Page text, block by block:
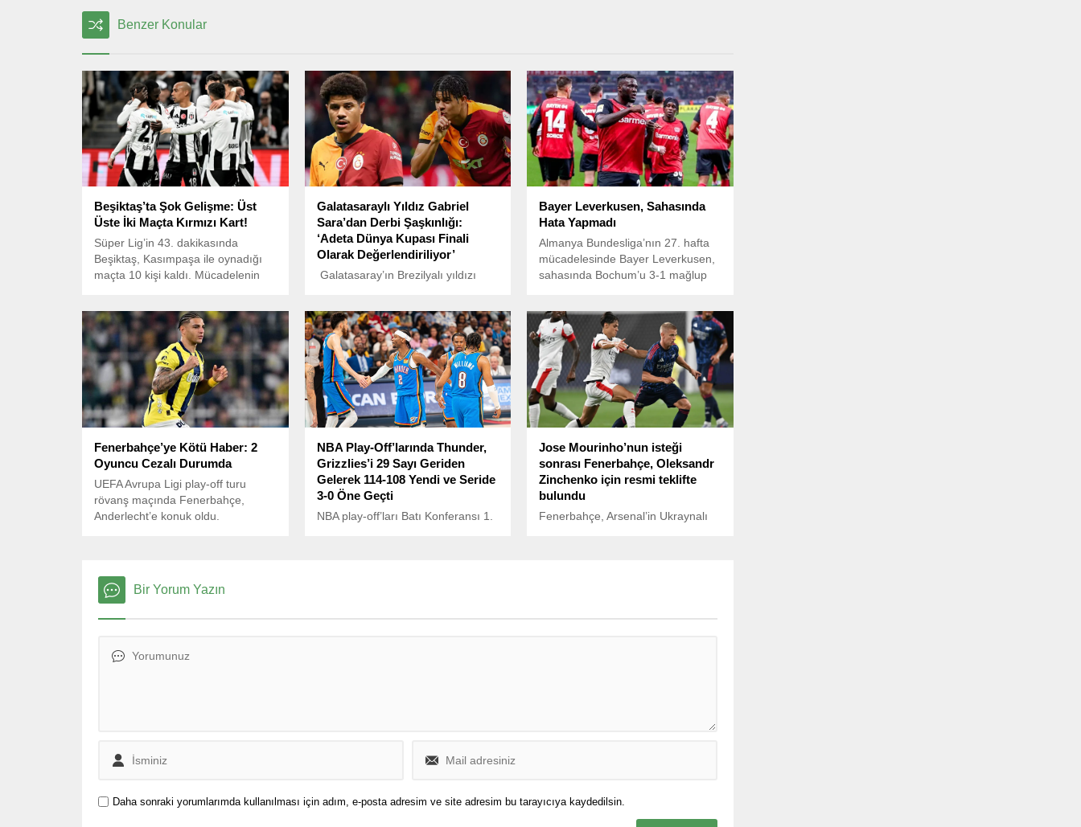
Benzer Konular
Beşiktaş’ta Şok Gelişme: Üst
Üste İki Maçta Kırmızı Kart!
Süper Lig’in 43. dakikasında
Beşiktaş, Kasımpaşa ile oynadığı
maçta 10 kişi kaldı. Mücadelenin
giren Tayyip Talha Sanuç, 43.
dakikada Yasin’e yaptığı faul
nedeniyle sarı kart gördü.
Galatasaraylı Yıldız Gabriel
Sara’dan Derbi Şaşkınlığı:
‘Adeta Dünya Kupası Finali
Olarak Değerlendiriliyor’
Galatasaray’ın Brezilyalı yıldızı
Türkiye’deki derbi rekabetini
“gerçeküstü” olarak nitelendirdi.
Bayer Leverkusen, Sahasında
Hata Yapmadı
Almanya Bundesliga’nın 27. hafta
mücadelesinde Bayer Leverkusen,
sahasında Bochum’u 3-1 mağlup
üstünlüğüyle sona erdi.
Fenerbahçe’ye Kötü Haber: 2
Oyuncu Cezalı Durumda
UEFA Avrupa Ligi play-off turu
rövanş maçında Fenerbahçe,
Anderlecht’e konuk oldu.
NBA Play-Off’larında Thunder,
Grizzlies’i 29 Sayı Geriden
Gelerek 114-108 Yendi ve Seride
3-0 Öne Geçti
NBA play-off’ları Batı Konferansı 1.
Jose Mourinho’nun isteği
sonrası Fenerbahçe, Oleksandr
Zinchenko için resmi teklifte
bulundu
Fenerbahçe, Arsenal’in Ukraynalı
Bir Yorum Yazın
Daha sonraki yorumlarımda kullanılması için adım, e-posta adresim ve site adresim bu tarayıcıya kaydedilsin.